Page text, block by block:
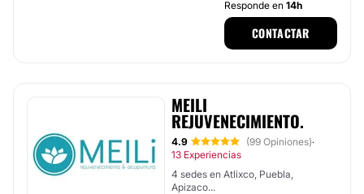
Responde en 14h
CONTACTAR
MEILI
REJUVENECIMIENTO.
4.9 (99 Opiniones)·
13 Experiencias
4 sedes en Atlixco, Puebla,
Apizaco...